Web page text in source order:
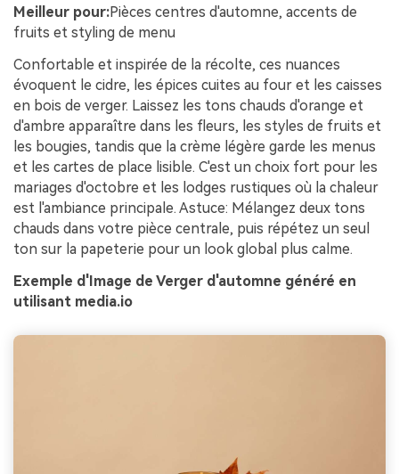
Meilleur pour:Pièces centres d'automne, accents de
fruits et styling de menu
Confortable et inspirée de la récolte, ces nuances
évoquent le cidre, les épices cuites au four et les caisses
en bois de verger. Laissez les tons chauds d'orange et
d'ambre apparaître dans les fleurs, les styles de fruits et
les bougies, tandis que la crème légère garde les menus
et les cartes de place lisible. C'est un choix fort pour les
mariages d'octobre et les lodges rustiques où la chaleur
est l'ambiance principale. Astuce: Mélangez deux tons
chauds dans votre pièce centrale, puis répétez un seul
ton sur la papeterie pour un look global plus calme.
Exemple d'Image de Verger d'automne généré en
utilisant media.io